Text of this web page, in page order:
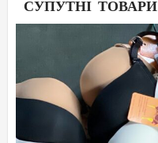
СУПУТНІ ТОВАРИ